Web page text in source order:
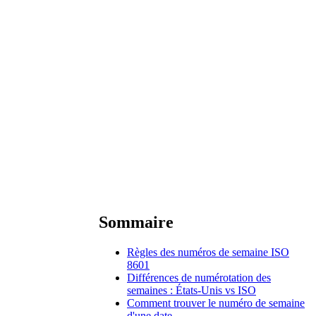
Sommaire
Règles des numéros de semaine ISO
8601
Différences de numérotation des
semaines : États-Unis vs ISO
Comment trouver le numéro de semaine